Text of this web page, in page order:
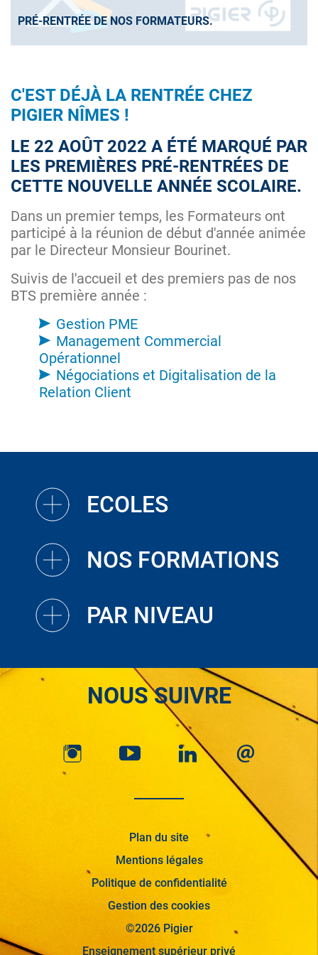
PRÉ-RENTRÉE DE NOS FORMATEURS.
C'EST DÉJÀ LA RENTRÉE CHEZ
PIGIER NÎMES !
LE 22 AOÛT 2022 A ÉTÉ MARQUÉ PAR
LES PREMIÈRES PRÉ-RENTRÉES DE
CETTE NOUVELLE ANNÉE SCOLAIRE.
Dans un premier temps, les Formateurs ont
participé à la réunion de début d'année animée
par le Directeur Monsieur Bourinet.
Suivis de l'accueil et des premiers pas de nos
BTS première année :
Gestion PME
Management Commercial
Opérationnel
Négociations et Digitalisation de la
Relation Client
ECOLES
NOS FORMATIONS
PAR NIVEAU
NOUS SUIVRE
Plan du site
Mentions légales
Politique de confidentialité
Gestion des cookies
©2026 Pigier
Enseignement supérieur privé